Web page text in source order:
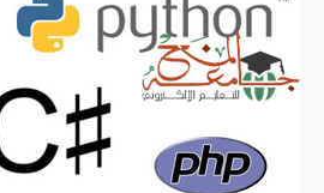
طرق
فعالة
مجربة